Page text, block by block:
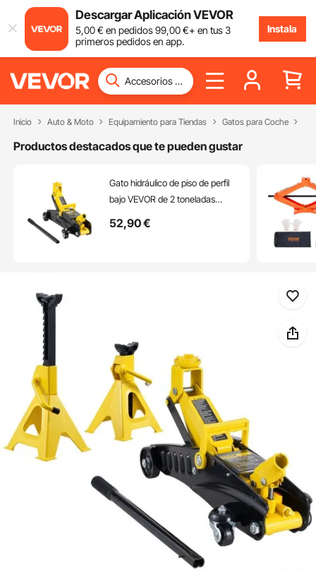
Descargar Aplicación VEVOR
5,00€ en pedidos99,00€+ en tus 3
primeros pedidos en app.
Instala
Inicio Auto & Moto Equipamiento para Tiendas Gatos para Coche
Productos destacados que te pueden gustar
Gato hidráulico de piso de perfil
bajo VEVOR de 2 toneladas
para carreras, para automóvil,
52,90€